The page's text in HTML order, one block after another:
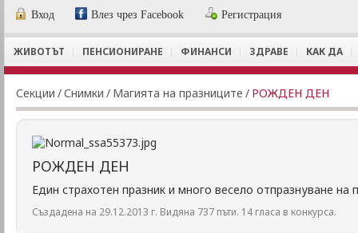
Вход Влез чрез Facebook Регистрация
ЖИВОТЪТ ПЕНСИОНИРАНЕ ФИНАНСИ ЗДРАВЕ КАК ДА
Секции /Снимки / Магията на празниците / РОЖДЕН ДЕН
РОЖДЕН ДЕН
Един страхотен празник и много весело отпразнуване
Създадена на 29.12.2013 г. Видяна 737 пъти. 14 гласа в конкурса.